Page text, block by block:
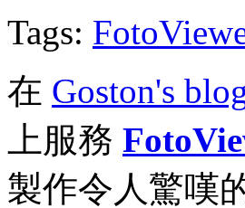
Tags:
在 Goston's
上服務
製作令人驚嘆